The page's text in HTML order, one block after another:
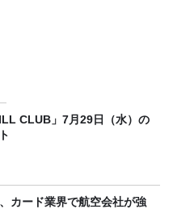
CLUB」7月29日（水）の
カード業界で航空会社が強